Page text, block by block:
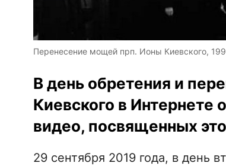
Перенесение мощей прп. Ионы Киевского,
В день обретения и
Киевского в Интернете
видео, посвященных
29 сентября 2019 года, в день